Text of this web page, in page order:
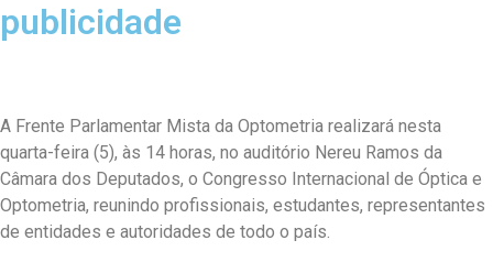
publicidade
A Frente Parlamentar Mista da Optometria realizará nesta
quarta-feira (5), às 14 horas, no auditório Nereu Ramos da
Câmara dos Deputados, o Congresso Internacional de Óptica e
Optometria, reunindo profissionais, estudantes, representantes
de entidades e autoridades de todo o país.